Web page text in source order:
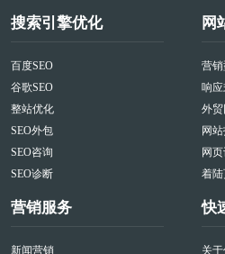
搜索引擎优化
百度SEO
谷歌SEO
整站优化
SEO外包
SEO咨询
SEO诊断
网
营
响
外
网
网
着
营销服务
新闻营销
快
关